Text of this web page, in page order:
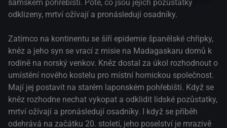
sámském pohřebišti. Poté, co jsou jejich pozůstatky
odklizeny, mrtví ožívají a pronásledují osadníky.
Zatímco na kontinentu se šíří epidemie španělské chřipky,
kněz a jeho syn se vrací z misie na Madagaskaru domů k
rodině na norský venkov. Kněz dostal za úkol rozhodnout o
umístění nového kostelu pro místní hornickou společnost.
Mají jej postavit na starém laponském pohřebišti. Když se
kněz rozhodne nechat vykopat a odklidit lidské pozůstatky,
mrtví ožívají a pronásledují osadníky. I když se příběh
odehrává na začátku 20. století, jeho poselství je mrazivě